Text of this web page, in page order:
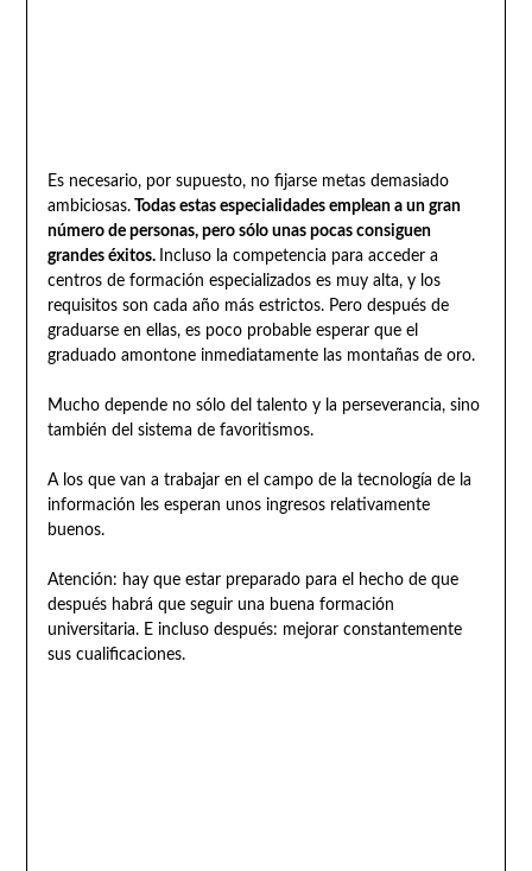
Es necesario, por supuesto, no fijarse metas demasiado
ambiciosas.Todas estas especialidades emplean a un gran
número de personas, pero sólo unas pocas consiguen
grandes éxitos. Incluso la competencia para acceder a
centros de formación especializados es muy alta, y los
requisitos son cada año más estrictos. Pero después de
graduarse en ellas, es poco probable esperar que el
graduado amontone inmediatamente las montañas de oro.
Mucho depende no sólo del talento y la perseverancia, sino
también del sistema de favoritismos.
A los que van a trabajar en el campo de la tecnología de la
información les esperan unos ingresos relativamente
buenos.
Atención: hay que estar preparado para el hecho de que
después habrá que seguir una buena formación
universitaria. E incluso después: mejorar constantemente
sus cualificaciones.